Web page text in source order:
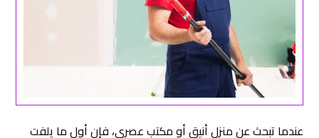
عندما تبحث عن منزل أنيق أو مكتب عصري، فإن أول ما يلفت